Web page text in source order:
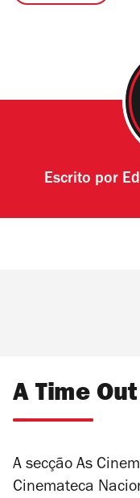
Escrito por
A Time
A secção As
Cinemateca